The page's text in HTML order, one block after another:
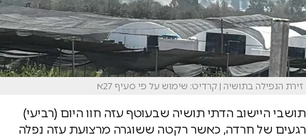
זירת הנפילה בתושיה | קרדיט: שימוש על פי סעיף 27א
תושבי היישוב הדתי תושיה שבעוטף עזה חוו היום (רביעי)
רגעים של חרדה, כאשר רקטה ששוגרה מרצועת עזה נפלה